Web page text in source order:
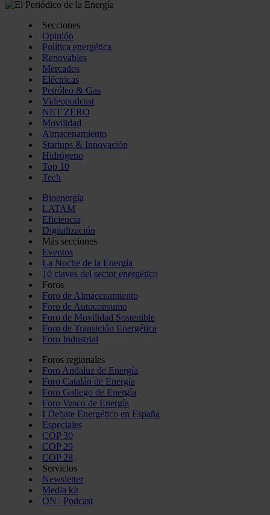
Secciones
Opinión
Política energética
Renovables
Mercados
Eléctricas
Petróleo & Gas
Videopodcast
NET ZERO
Movilidad
Almacenamiento
Startups & Innovación
Hidrógeno
Top 10
Tech
Bioenergía
LATAM
Eficiencia
Digitalización
Más secciones
Eventos
La Noche de la Energía
10 claves del sector energético
Foros
Foro de Almacenamiento
Foro de Autoconsumo
Foro de Movilidad Sostenible
Foro de Transición Energética
Foro Industrial
Foros regionales
Foro Andaluz de Energía
Foro Catalán de Energía
Foro Gallego de Energía
Foro Vasco de Energía
I Debate Energético en España
Especiales
COP 30
COP 29
COP 28
Servicios
Newsletter
Media kit
ON | Podcast